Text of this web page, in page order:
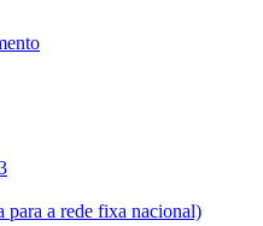
para a rede fixa nacional)